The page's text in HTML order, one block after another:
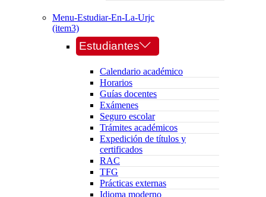
Menu-Estudiar-En-La-Urjc
(item3)
Estudiantes
Calendario académico
Horarios
Guías docentes
Exámenes
Seguro escolar
Trámites académicos
Expedición de títulos y
certificados
RAC
TFG
Prácticas externas
Idioma moderno